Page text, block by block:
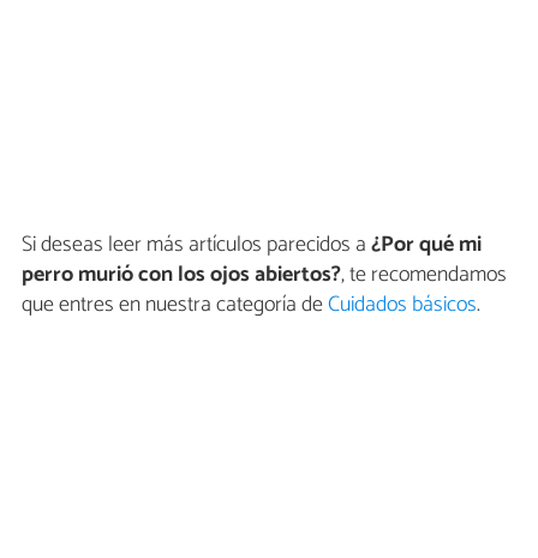
Si deseas leer más artículos parecidos a¿Por qué mi
perro murió con los ojos abiertos?, te recomendamos
que entres en nuestra categoría deCuidados básicos.